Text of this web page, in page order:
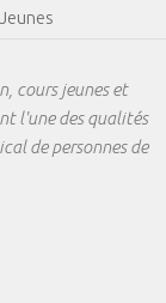
cours jeunes et
l'une des qualités
de personnes de